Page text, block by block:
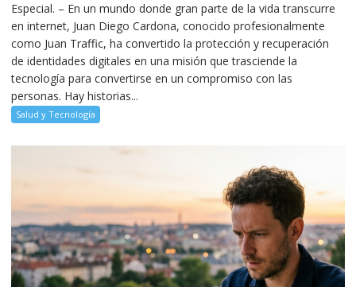
Especial. – En un mundo donde gran parte de la vida transcurre
en internet, Juan Diego Cardona, conocido profesionalmente
como Juan Traffic, ha convertido la protección y recuperación
de identidades digitales en una misión que trasciende la
tecnología para convertirse en un compromiso con las
personas. Hay historias...
Salud y Tecnología